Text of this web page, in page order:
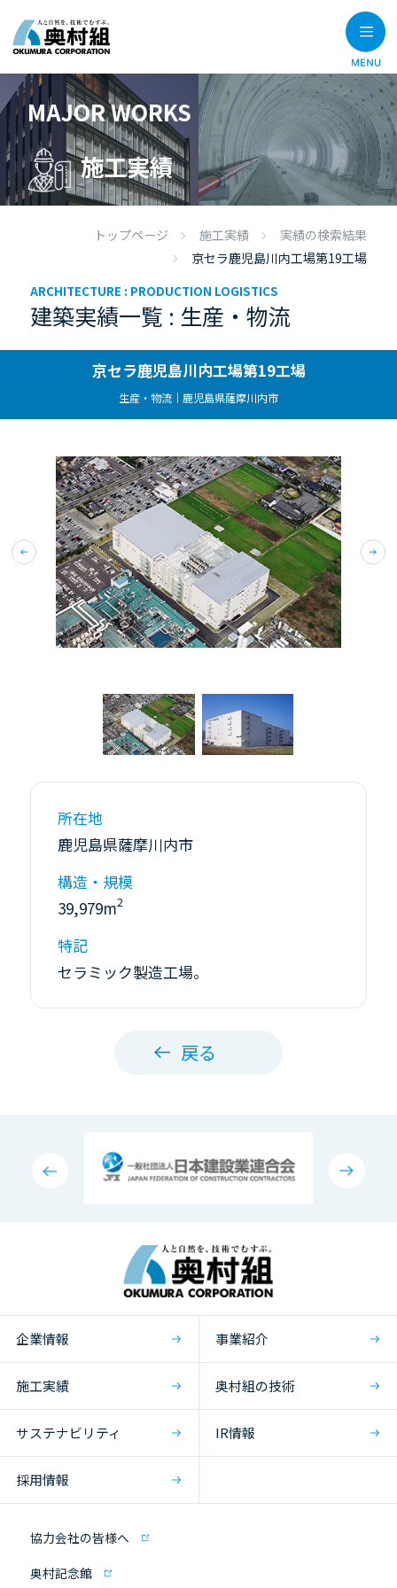
MAJOR WORKS
施工実績
トップページ 施工実績
実績の検索結果
京セラ鹿児島川内工場第19工場
ARCHITECTURE : PRODUCTION LOGISTICS
建築実績一覧 : 生産・物流
京セラ鹿児島川内工場第19工場
生産・物流｜鹿児島県薩摩川内市
所在地
鹿児島県薩摩川内市
構造・規模
39,979m2
特記
セラミック製造工場。
戻る
企業情報 事業紹介
施工実績 奥村組の技術
サステナビリティ IR情報
採用情報
協力会社の皆様へ
奥村記念館